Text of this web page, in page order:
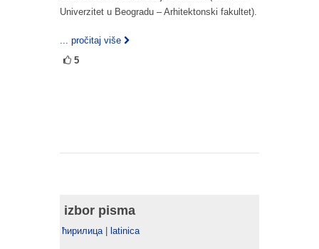
Univerzitet u Beogradu – Arhitektonski fakultet).
... pročitaj više
5
izbor pisma
ћирилица | latinica